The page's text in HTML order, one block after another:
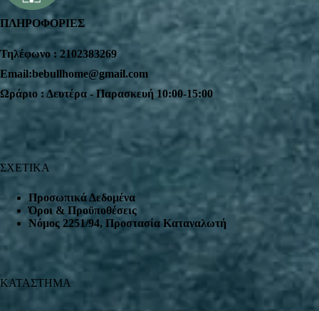
ΠΛΗΡΟΦΟΡΙΕΣ
Τηλέφωνο : 2102383269
Email:bebullhome@gmail.com
Ωράριο : Δευτέρα - Παρασκευή 10:00-15:00
ΣΧΕΤΙΚΑ
Προσωπικά Δεδομένα
Όροι & Προϋποθέσεις
Nόμος 2251/94, Προστασία Καταναλωτή
ΚΑΤΑΣΤΗΜΑ